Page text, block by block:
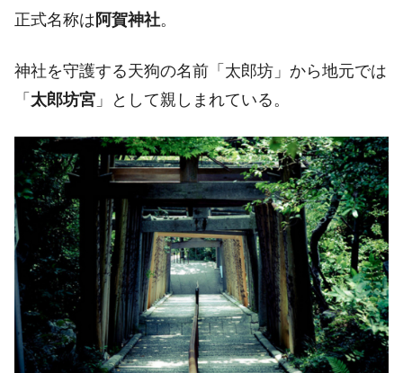
正式名称は 阿賀神社。
神社を守護する天狗の名前「太郎坊」から地元では
「 太郎坊宮 」として親しまれている。